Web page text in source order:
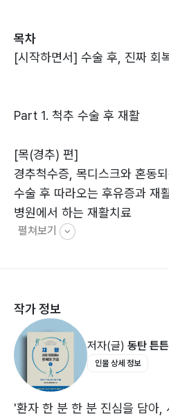
발의 정확한 사용법, 시기별 운
를 피하는 방법까지 담겨 있어
2권은 척추와 골절 회복을 주
자세와 균형 회복, 병원 재활과
을 통해 통증을 넘어서는 길을
3권은 부인과와 암 수술 후 재
방암, 위암, 대장암, 갑상선암,
이 책은 환자와 보호자가 실제
있는 회복의 지도가 된다. 각 권
춘 목표와 운동법, 주의사항을
지처럼 활용할 수 있다. 재활은
과 신뢰를 다시 쌓아 가는 과정
목차
[시작하면서] 수술 후, 진짜 회
Part 1. 척추 수술 후 재활
[목(경추) 편]
경추척수증, 목디스크와 혼동
수술 후 따라오는 후유증과 재
병원에서 하는 재활치료
집에서 따라 하는 재활
[허리(요추) 편]
요추 수술의 종류와 방법
요추 수술 후 따라오는 후유증
허리 수술 후 보조기 활용
병원에서 하는 재활치료
집에서 따라 하는 재활
펼쳐보기
작가 정보
저자(글) 동탄 튼
인물 상세 정보
'환자 한 분 한 분 진심을 담아,